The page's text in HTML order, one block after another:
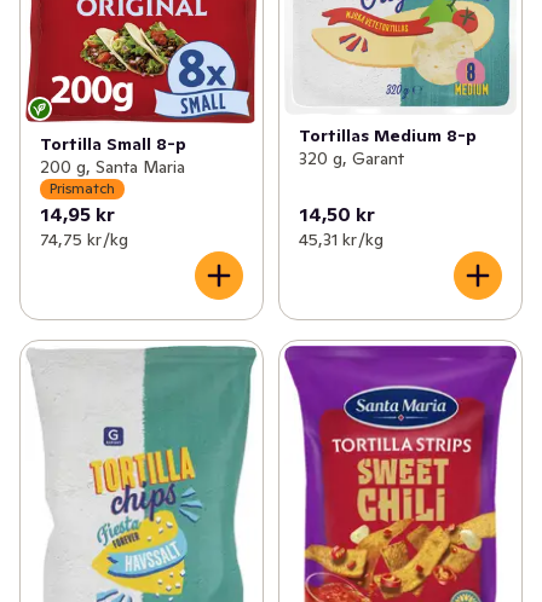
Tortilla Small 8-p
200 g, Santa Maria
Prismatch
14,95 kr
74,75 kr /kg
Tortillas Medium 8-p
320 g, Garant
14,50 kr
45,31 kr /kg